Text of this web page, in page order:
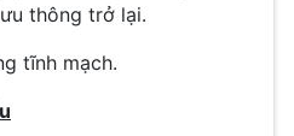
thông trở lại.
tĩnh mạch.